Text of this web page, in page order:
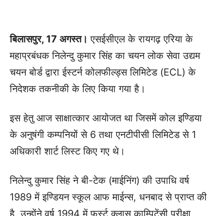
बिलासपुर, 17 अगस्त। एसईसीएल के रायगढ़ एरिया के
महाप्रबंधक निलेन्दु कुमार सिंह का चयन लोक सेवा उद्यम
चयन बोर्ड द्वारा ईस्टर्न कोलफील्ड्स लिमिटेड (ECL) के
निदेशक तकनीकी के लिए किया गया है।
इस हेतु आज साक्षात्कार आयोजत था जिसमें कोल इण्डिया
के अनुषंगी कम्पनियों से 6 तथा एनटीपीसी लिमिटेड से 1
अधिकारी शार्ट लिस्ट किए गए थे।
निलेन्दु कुमार सिंह ने बी-टेक (माईनिंग) की उपाधि वर्ष
1989 में इण्डियन स्कूल आफ माईन्स, धनबाद से प्राप्त की
है, उन्होंने वर्ष 1994 में फर्स्ट क्लास काम्पिटेंसी परीक्षा